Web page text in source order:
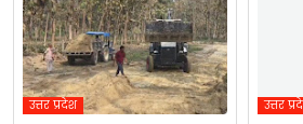
उत्तर प्रदेश उत्तर